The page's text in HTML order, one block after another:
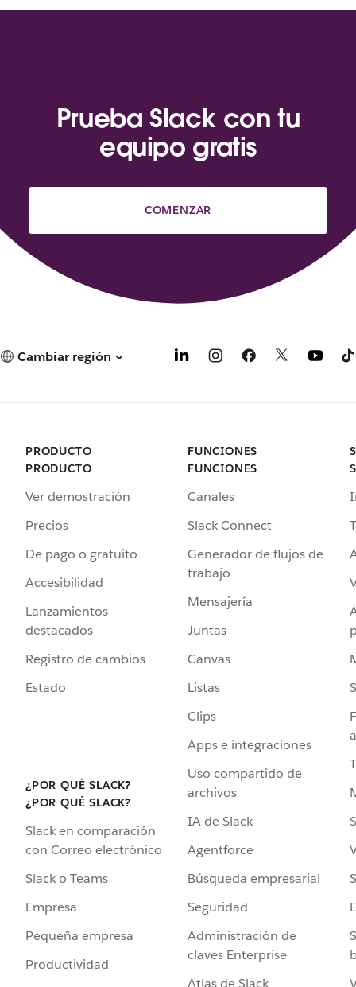
Prueba Slack con tu
equipo gratis
COMENZAR
Cambiar región
PRODUCTO
PRODUCTO
Ver demostración
Precios
De pago o gratuito
Accesibilidad
Lanzamientos
destacados
Registro de cambios
Estado
¿POR QUÉ SLACK?
¿POR QUÉ SLACK?
Slack en comparación
con Correo electrónico
Slack o Teams
Empresa
Pequeña empresa
Productividad
FUNCIONES
FUNCIONES
Canales
Slack Connect
Generador de flujos de
trabajo
Mensajería
Juntas
Canvas
Listas
Clips
Apps e integraciones
Uso compartido de
archivos
IA de Slack
Agentforce
Búsqueda empresarial
Seguridad
Administración de
claves Enterprise
Atlas de Slack